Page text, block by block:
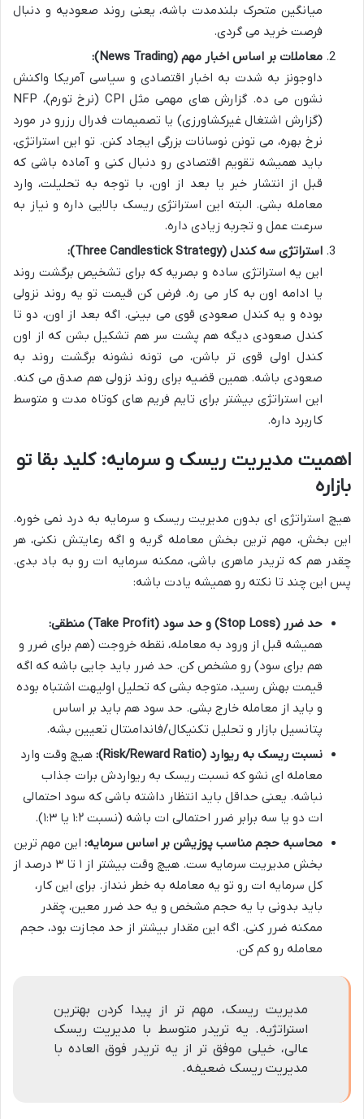
میانگین متحرک بلندمدت باشه، یعنی روند صعودیه و دنبال
فرصت خرید می گردی.
معاملات بر اساس اخبار مهم (News Trading):
داوجونز به شدت به اخبار اقتصادی و سیاسی آمریکا واکنش
نشون می ده. گزارش های مهمی مثل CPI (نرخ تورم)، NFP
(گزارش اشتغال غیرکشاورزی) یا تصمیمات فدرال رزرو در مورد
نرخ بهره، می تونن نوسانات بزرگی ایجاد کنن. تو این استراتژی،
باید همیشه تقویم اقتصادی رو دنبال کنی و آماده باشی که
قبل از انتشار خبر یا بعد از اون، با توجه به تحلیلت، وارد
معامله بشی. البته این استراتژی ریسک بالایی داره و نیاز به
سرعت عمل و تجربه زیادی داره.
استراتژی سه کندل (Three Candlestick Strategy):
این یه استراتژی ساده و بصریه که برای تشخیص برگشت روند
یا ادامه اون به کار می ره. فرض کن قیمت تو یه روند نزولی
بوده و یه کندل صعودی قوی می بینی. اگه بعد از اون، دو تا
کندل صعودی دیگه هم پشت سر هم تشکیل بشن که از اون
کندل اولی قوی تر باشن، می تونه نشونه برگشت روند به
صعودی باشه. همین قضیه برای روند نزولی هم صدق می کنه.
این استراتژی بیشتر برای تایم فریم های کوتاه مدت و متوسط
کاربرد داره.
اهمیت مدیریت ریسک و سرمایه: کلید بقا تو
بازاره
هیچ استراتژی ای بدون مدیریت ریسک و سرمایه به درد نمی خوره.
این بخش، مهم ترین بخش معامله گریه و اگه رعایتش نکنی، هر
چقدر هم که تریدر ماهری باشی، ممکنه سرمایه ات رو به باد بدی.
پس این چند تا نکته رو همیشه یادت باشه:
حد ضرر (Stop Loss) و حد سود (Take Profit) منطقی:
همیشه قبل از ورود به معامله، نقطه خروجت (هم برای ضرر و
هم برای سود) رو مشخص کن. حد ضرر باید جایی باشه که اگه
قیمت بهش رسید، متوجه بشی که تحلیل اولیهت اشتباه بوده
و باید از معامله خارج بشی. حد سود هم باید بر اساس
پتانسیل بازار و تحلیل تکنیکال/فاندامنتال تعیین بشه.
نسبت ریسک به ریوارد (Risk/Reward Ratio):
هیچ وقت وارد
معامله ای نشو که نسبت ریسک به ریواردش برات جذاب
نباشه. یعنی حداقل باید انتظار داشته باشی که سود احتمالی
ات دو یا سه برابر ضرر احتمالی ات باشه (نسبت ۱:۲ یا ۱:۳).
محاسبه حجم مناسب پوزیشن بر اساس سرمایه: این مهم ترین
بخش مدیریت سرمایه ست. هیچ وقت بیشتر از ۱ تا ۳ درصد از
کل سرمایه ات رو تو یه معامله به خطر ننداز. برای این کار،
باید بدونی با یه حجم مشخص و یه حد ضرر معین، چقدر
ممکنه ضرر کنی. اگه این مقدار بیشتر از حد مجازت بود، حجم
معامله رو کم کن.
مدیریت ریسک، مهم تر از پیدا کردن بهترین
استراتژیه. یه تریدر متوسط با مدیریت ریسک
عالی، خیلی موفق تر از یه تریدر فوق العاده با
مدیریت ریسک ضعیفه.